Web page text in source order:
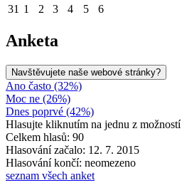
31 1 2 3 4 5 6
Anketa
Navštěvujete naše webové stránky?
Ano často (32%)
Moc ne (26%)
Dnes poprvé (42%)
Hlasujte kliknutím na jednu z možností
Celkem hlasů: 90
Hlasování začalo: 12. 7. 2015
Hlasování končí: neomezeno
seznam všech anket